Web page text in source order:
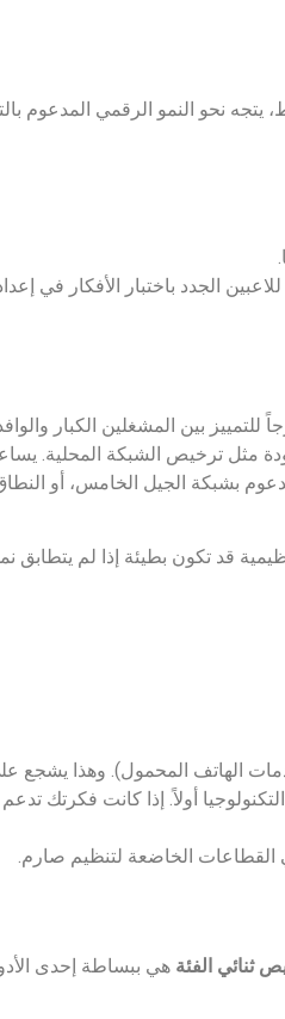
نحو النمو الرقمي المدعوم
الجدد باختبار الأفكار في
بين المشغلين الكبار
ترخيص الشبكة المحلية. يساعد
الجيل الخامس، أو النطاق
قد تكون بطيئة إذا لم
خدمات الهاتف المحمول). وهذا
أولاً. إذا كانت فكرتك
القطاعات الخاضعة لتنظيم صارم.
ثنائي الفئة هي ببساطة إحدى